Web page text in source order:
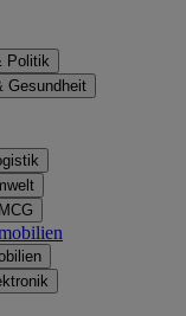
Politik
Gesundheit